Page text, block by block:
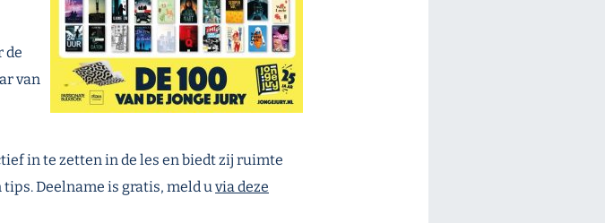
de
van
in te zetten in de les en biedt zij ruimte
Deelname is gratis, meld uvia deze